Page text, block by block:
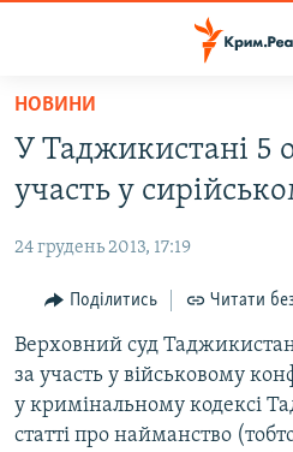
Перейти
основного
матеріалу
Перейти
до
навігації
Перейти
до
пошуку
ВОДА.КРИМ
ВІДЕО ТА ФОТО
ПОЛІТИКА
БЛОГИ
ПОГЛЯД
ІНТЕРВ'Ю
ВСЕ ЗА ДЕНЬ
НОВИНИ
У Таджикистані 5
участь у
24 грудень 2013, 17:19
Поділитись Читати
Верховний суд
за участь у військовому
у кримінальному кодексі
статті про найманство